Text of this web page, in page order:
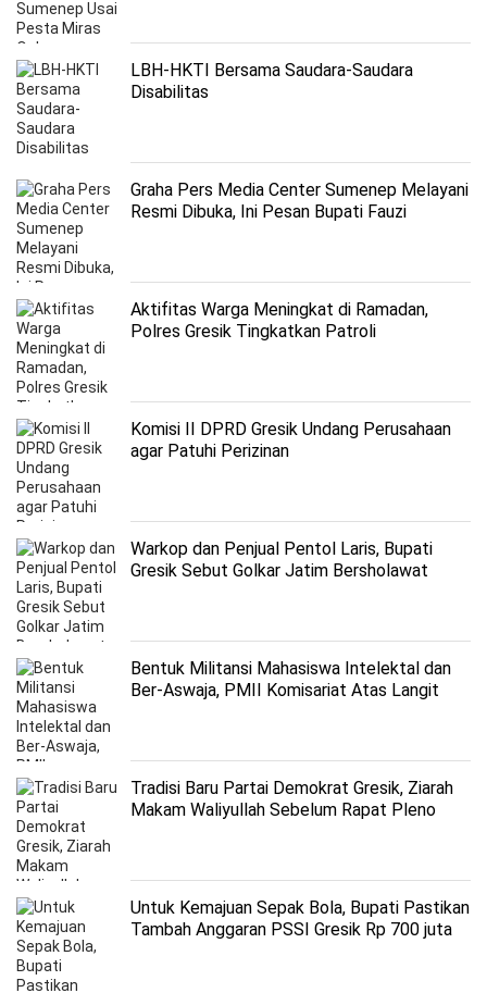
LBH-HKTI Bersama Saudara-Saudara
Disabilitas
Graha Pers Media Center Sumenep Melayani
Resmi Dibuka, Ini Pesan Bupati Fauzi
Aktifitas Warga Meningkat di Ramadan,
Polres Gresik Tingkatkan Patroli
Komisi II DPRD Gresik Undang Perusahaan
agar Patuhi Perizinan
Warkop dan Penjual Pentol Laris, Bupati
Gresik Sebut Golkar Jatim Bersholawat
Bentuk Militansi Mahasiswa Intelektal dan
Ber-Aswaja, PMII Komisariat Atas Langit
Tradisi Baru Partai Demokrat Gresik, Ziarah
Makam Waliyullah Sebelum Rapat Pleno
Untuk Kemajuan Sepak Bola, Bupati Pastikan
Tambah Anggaran PSSI Gresik Rp 700 juta